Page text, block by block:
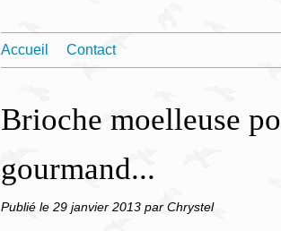
Accueil Contact
Brioche moelleuse
gourmand...
Publié le 29 janvier 2013 par Chrystel